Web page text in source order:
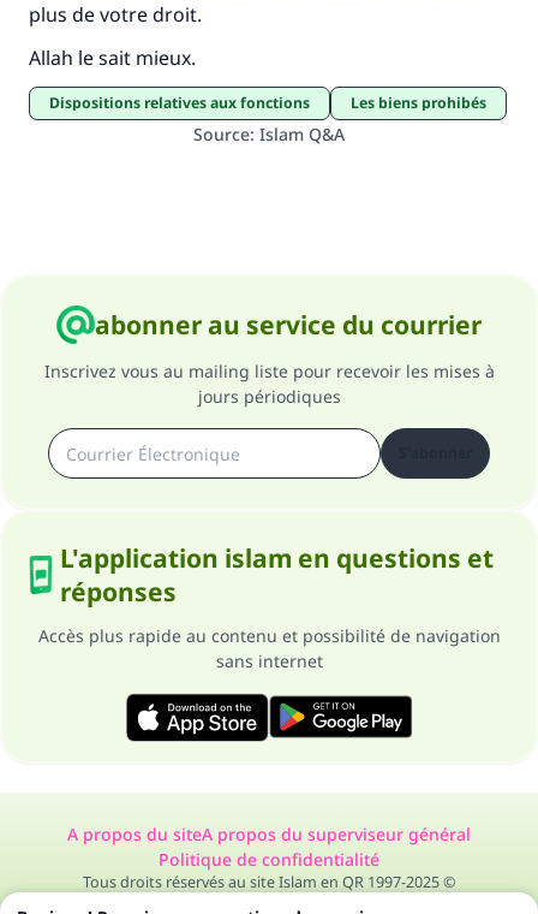
plus de votre droit.
Allah le sait mieux.
Dispositions relatives aux fonctions Les biens prohibés
Source: Islam Q&A
abonner au service du courrier
Inscrivez vous au mailing liste pour recevoir les mises à
jours périodiques
L'application islam en questions et
réponses
Accès plus rapide au contenu et possibilité de navigation
sans internet
A propos du siteA propos du superviseur général
Politique de confidentialité
Tous droits réservés au site Islam en QR 1997-2025 ©